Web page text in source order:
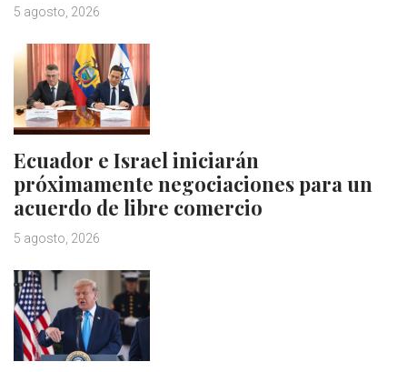
5 agosto, 2026
Ecuador e Israel iniciarán
próximamente negociaciones para un
acuerdo de libre comercio
5 agosto, 2026